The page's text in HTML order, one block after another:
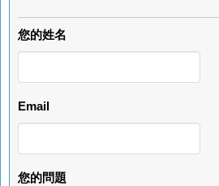
您的姓名
Email
您的問題